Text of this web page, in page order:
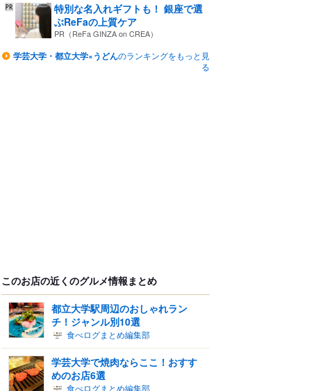
特別な名入れギフトも！ 銀座で選
ぶReFaの上質ケア
PR（ReFa GINZA on CREA）
学芸大学・都立大学×うどんのランキングをもっと見
る
このお店の近くのグルメ情報まとめ
都立大学駅周辺のおしゃれラン
チ！ジャンル別10選
食べログまとめ編集部
学芸大学で焼肉ならここ！おすす
めのお店6選
食べログまとめ編集部